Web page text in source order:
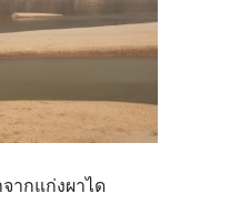
ากแก่งผาได